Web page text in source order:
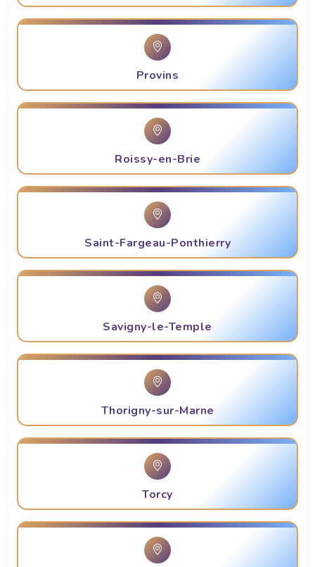
Provins
Roissy-en-Brie
Saint-Fargeau-Ponthierry
Savigny-le-Temple
Thorigny-sur-Marne
Torcy